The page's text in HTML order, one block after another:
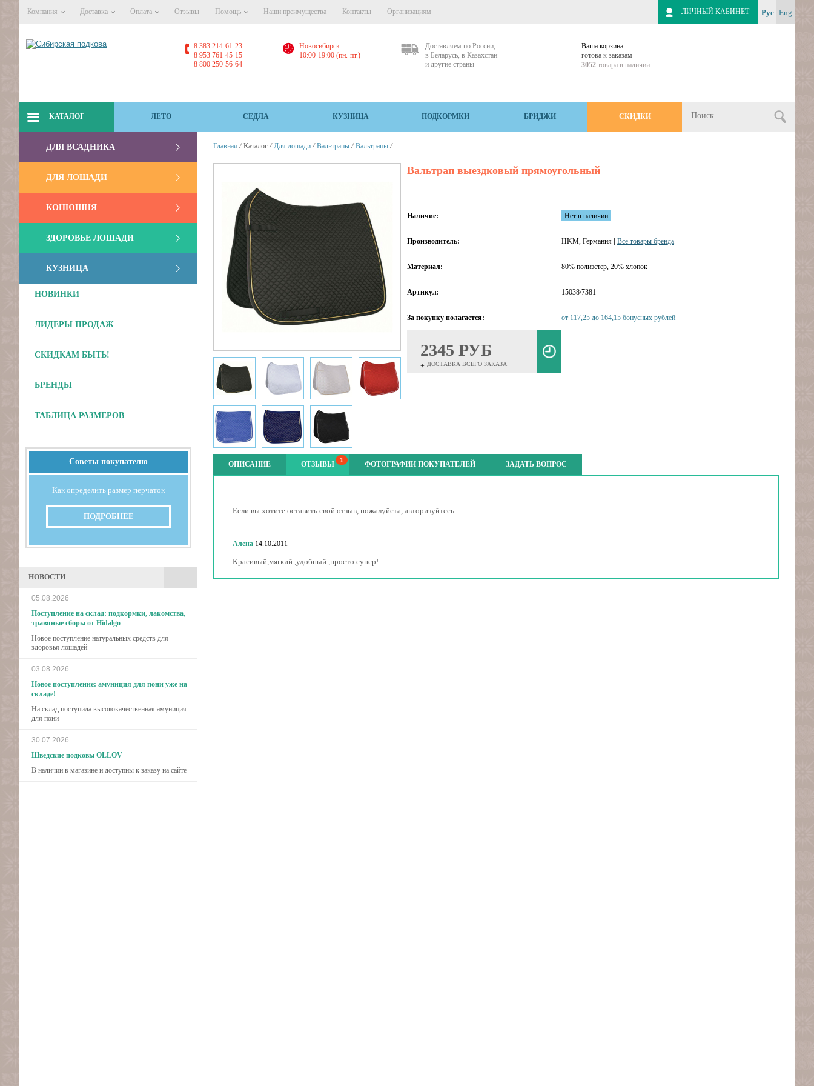
Компания Доставка Оплата Отзывы Помощь Наши преимущества Контакты Организациям Рус Eng
ЛИЧНЫЙ КАБИНЕТ
8 383 214-61-23
8 953 761-45-15
8 800 250-56-64
Новосибирск:
10:00-19:00 (пн.-пт.)
Доставляем по России,
в Беларусь, в Казахстан
и другие страны
Ваша корзина
готова к заказам
3052 товара в наличии
КАТАЛОГ ЛЕТО СЕДЛА КУЗНИЦА ПОДКОРМКИ БРИДЖИ СКИДКИ
ДЛЯ ВСАДНИКА
ДЛЯ ЛОШАДИ
КОНЮШНЯ
ЗДОРОВЬЕ ЛОШАДИ
КУЗНИЦА
НОВИНКИ
ЛИДЕРЫ ПРОДАЖ
СКИДКАМ БЫТЬ!
БРЕНДЫ
ТАБЛИЦА РАЗМЕРОВ
Советы покупателю
Как определить размер перчаток
ПОДРОБНЕЕ
НОВОСТИ
05.08.2026
Поступление на склад: подкормки, лакомства,
травяные сборы от Hidalgo
Новое поступление натуральных средств для
здоровья лошадей
03.08.2026
Новое поступление: амуниция для пони уже на
складе!
На склад поступила высококачественная амуниция
для пони
30.07.2026
Шведские подковы OLLOV
В наличии в магазине и доступны к заказу на сайте
Главная / Каталог / Для лошади / Вальтрапы / Вальтрапы /
Вальтрап выездковый прямоугольный
Наличие: Нет в наличии
Производитель: HKM, Германия| Все товары бренда
Материал: 80% полиэстер, 20% хлопок
Артикул: 15038/7381
За покупку полагается: от 117,25 до 164,15 бонусных рублей
2345 РУБ
+ ДОСТАВКА ВСЕГО ЗАКАЗА
ОПИСАНИЕ ОТЗЫВЫ 1 ФОТОГРАФИИ ПОКУПАТЕЛЕЙ ЗАДАТЬ ВОПРОС
Если вы хотите оставить свой отзыв, пожалуйста, авторизуйтесь.
Алена 14.10.2011
Красивый,мягкий ,удобный ,просто супер!